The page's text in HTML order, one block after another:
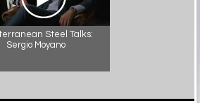
Steel Talks:
Sergio Moyano